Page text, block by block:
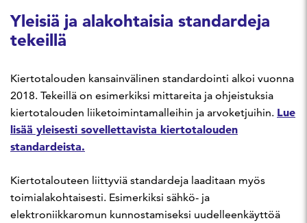
Yleisiä ja alakohtaisia standardeja
tekeillä
Kiertotalouden kansainvälinen standardointi alkoi vuonna
2018. Tekeillä on esimerkiksi mittareita ja ohjeistuksia
kiertotalouden liiketoimintamalleihin ja arvoketjuihin. Lue
lisää yleisesti sovellettavista kiertotalouden
standardeista.
Kiertotalouteen liittyviä standardeja laaditaan myös
toimialakohtaisesti. Esimerkiksi sähkö- ja
elektroniikkaromun kunnostamiseksi uudelleenkäyttöä